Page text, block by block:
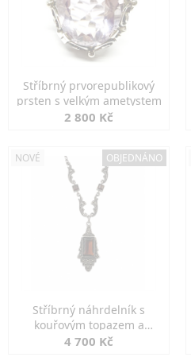
Stříbrný prvorepublikový
prsten s velkým ametystem
2 800 Kč
NOVÉ OBJEDNÁNO
Stříbrný náhrdelník s
kouřovým topazem a
markazity
4 700 Kč